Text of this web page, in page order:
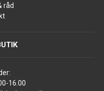
råd
16.00